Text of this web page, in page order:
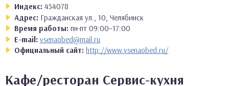
Индекс: 454078
Адрес: Гражданская ул., 10, Челябинск
Время работы: пн-пт 09:00–17:00
E-mail: vsenaobed@mail.ru
Официальный сайт: http://www.vsenaobed.ru/
Кафе/ресторан Сервис-кухня